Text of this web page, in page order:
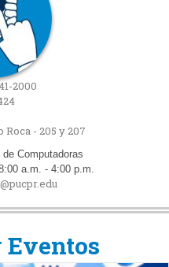
2000
- 205 y 207
Computadoras
a.m. - 4:00 p.m.